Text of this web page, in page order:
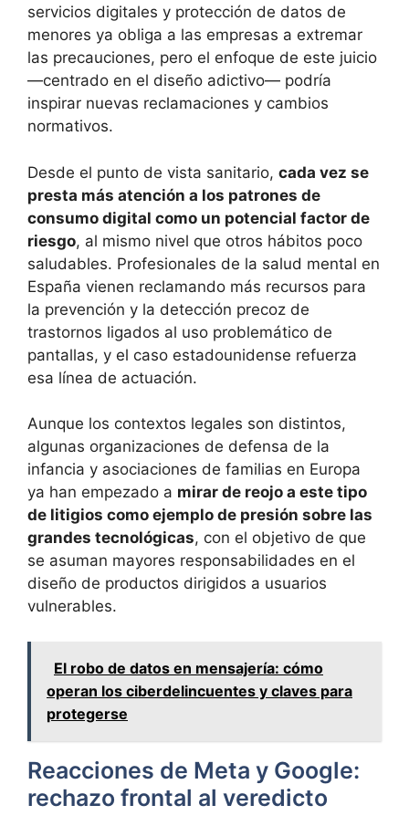
servicios digitales y protección de datos de
menores ya obliga a las empresas a extremar
las precauciones, pero el enfoque de este juicio
—centrado en el diseño adictivo— podría
inspirar nuevas reclamaciones y cambios
normativos.
Desde el punto de vista sanitario, cada vez se
presta más atención a los patrones de
consumo digital como un potencial factor de
riesgo, al mismo nivel que otros hábitos poco
saludables. Profesionales de la salud mental en
España vienen reclamando más recursos para
la prevención y la detección precoz de
trastornos ligados al uso problemático de
pantallas, y el caso estadounidense refuerza
esa línea de actuación.
Aunque los contextos legales son distintos,
algunas organizaciones de defensa de la
infancia y asociaciones de familias en Europa
ya han empezado a mirar de reojo a este tipo
de litigios como ejemplo de presión sobre las
grandes tecnológicas, con el objetivo de que
se asuman mayores responsabilidades en el
diseño de productos dirigidos a usuarios
vulnerables.
El robo de datos en mensajería: cómo
operan los ciberdelincuentes y claves para
protegerse
Reacciones de Meta y Google:
rechazo frontal al veredicto